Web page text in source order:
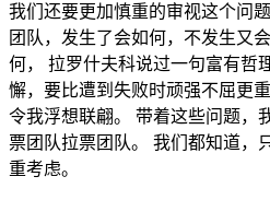
我们还要更加慎重的审视这个问
团队，发生了会如何，不发生又
何， 拉罗什夫科说过一句富有哲
懈，要比遭到失败时顽强不屈更
令我浮想联翩。 带着这些问题，
票团队拉票团队。 我们都知道，
重考虑。